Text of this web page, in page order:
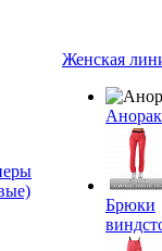
Женская
Брюки